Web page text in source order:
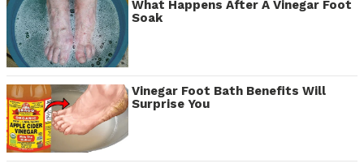
What Happens After A Vinegar Foot
Soak
Vinegar Foot Bath Benefits Will
Surprise You